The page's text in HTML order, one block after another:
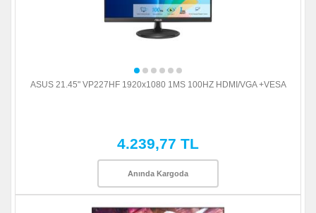
ASUS 21.45" VP227HF 1920x1080 1MS 100HZ HDMI/VGA +VESA
4.239,77 TL
Anında Kargoda